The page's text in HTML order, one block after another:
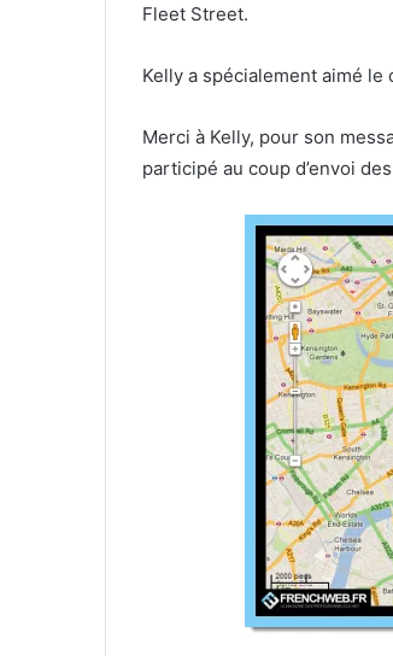
Fleet Street.
Kelly a spécialement aimé
Merci à Kelly, pour son
participé au coup d’envoi